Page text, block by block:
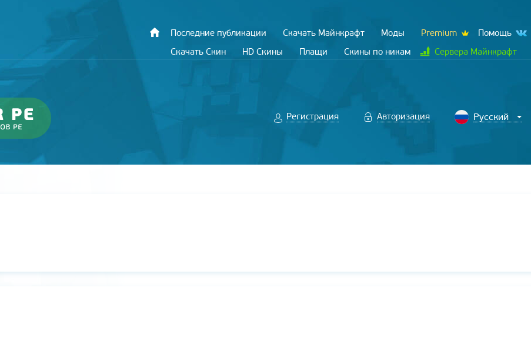
Последние публикации Скачать Майнкрафт Моды Premium
Помощь
Скачать Скин
HD Скины Плащи Скины по никам Сервера Майнкрафт
Регистрация Авторизация